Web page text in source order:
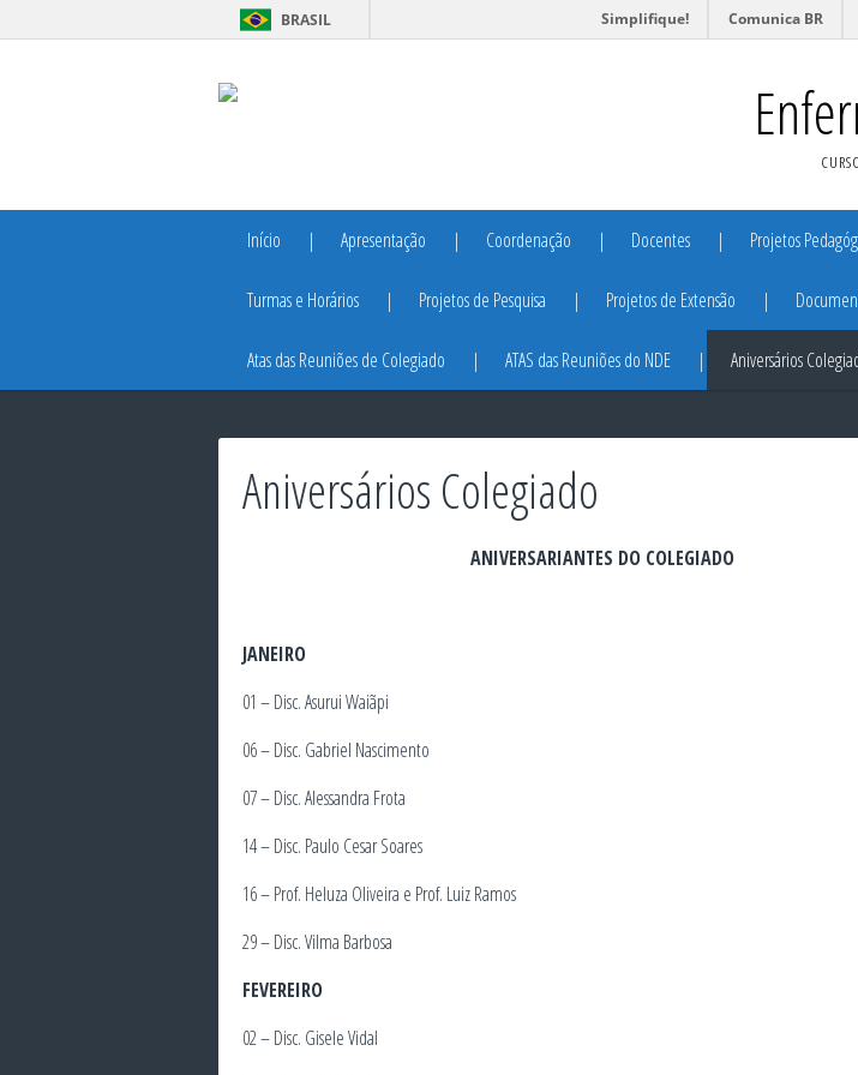
BRASIL Simplifique! Comunica BR
Início Apresentação Coordenação Docentes Projetos
Turmas e Horários Projetos de Pesquisa Projetos de Extensão
Atas das Reuniões de Colegiado ATAS das Reuniões do NDE Aniversários
Aniversários Colegiado
ANIVERSARIANTES DO COLEGIADO
JANEIRO
01 – Disc. Asurui Waiãpi
06 – Disc. Gabriel Nascimento
07 – Disc. Alessandra Frota
14 – Disc. Paulo Cesar Soares
16 – Prof. Heluza Oliveira e Prof. Luiz Ramos
29 – Disc. Vilma Barbosa
FEVEREIRO
02 – Disc. Gisele Vidal